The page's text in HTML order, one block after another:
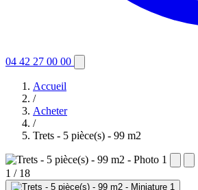
04 42 27 00 00
Accueil
/
Acheter
/
Trets - 5 pièce(s) - 99 m2
1 / 18